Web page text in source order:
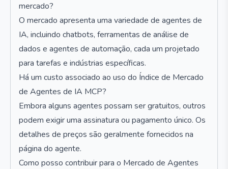
mercado?
O mercado apresenta uma variedade de agentes de
IA, incluindo chatbots, ferramentas de análise de
dados e agentes de automação, cada um projetado
para tarefas e indústrias específicas.
Há um custo associado ao uso do Índice de Mercado
de Agentes de IA MCP?
Embora alguns agentes possam ser gratuitos, outros
podem exigir uma assinatura ou pagamento único. Os
detalhes de preços são geralmente fornecidos na
página do agente.
Como posso contribuir para o Mercado de Agentes